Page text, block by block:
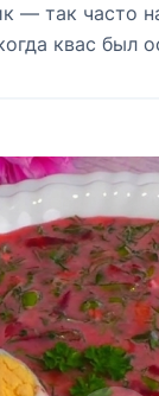
— так часто
квас был